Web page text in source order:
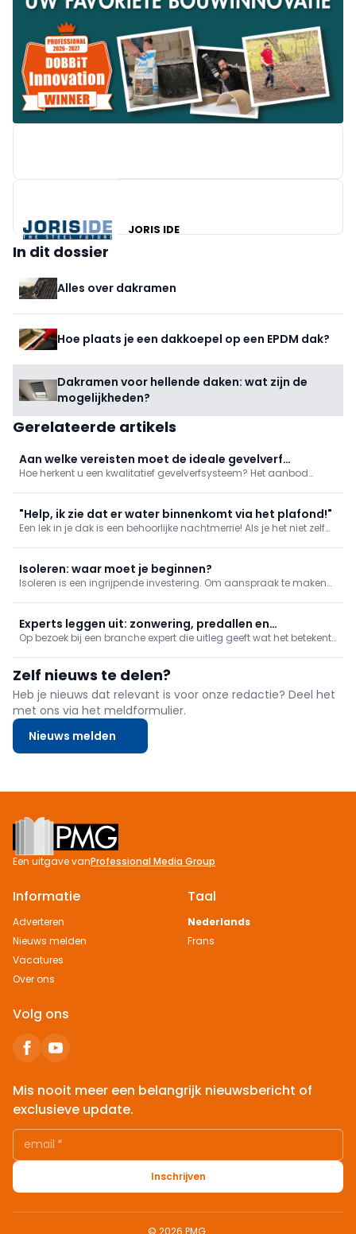
JORIS IDE
In dit dossier
Alles over dakramen
Hoe plaats je een dakkoepel op een EPDM dak?
Dakramen voor hellende daken: wat zijn de
mogelijkheden?
Gerelateerde artikels
Aan welke vereisten moet de ideale gevelverf
voldoen?
Hoe herkent u een kwalitatief gevelverfsysteem? Het aanbod
letten bij uw verfkeuze? Wij lijsten voor u de belangrijkste eigen
"Help, ik zie dat er water binnenkomt via het plafond!"
Een lek in je dak is een behoorlijke nachtmerrie! Als je het niet zelf
zelf kan doen om erger te voorkomen.
Isoleren: waar moet je beginnen?
Isoleren is een ingrijpende investering. Om aanspraak te maken
overlopen we in dit artikel.
Experts leggen uit: zonwering, predallen en
dakdichting
Op bezoek bij een branche expert die uitleg geeft wat het betekent
Zelf nieuws te delen?
Heb je nieuws dat relevant is voor onze redactie? Deel het
met ons via het meldformulier.
Nieuws melden
Footer
Een uitgave vanProfessional Media Group
Informatie
Adverteren
Nieuws melden
Vacatures
Over ons
Taal
Nederlands
Frans
Volg ons
Mis nooit meer een belangrijk nieuwsbericht of
exclusieve update.
email *
Inschrijven
© 2026 PMG.